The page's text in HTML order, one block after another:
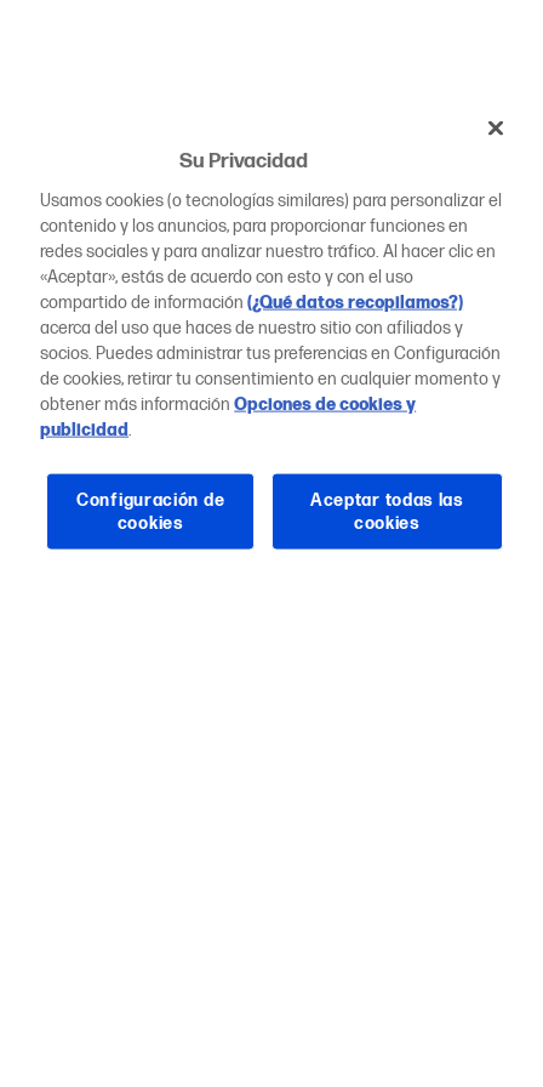
Su Privacidad
Usamos cookies (o tecnologías similares) para personalizar el
contenido y los anuncios, para proporcionar funciones en
redes sociales y para analizar nuestro tráfico. Al hacer clic en
«Aceptar», estás de acuerdo con esto y con el uso
compartido de información(¿Qué datos recopilamos?)
acerca del uso que haces de nuestro sitio con afiliados y
socios. Puedes administrar tus preferencias en Configuración
de cookies, retirar tu consentimiento en cualquier momento y
obtener más informaciónOpciones de cookies y
publicidad.
Configuración de
cookies
Aceptar todas las
cookies